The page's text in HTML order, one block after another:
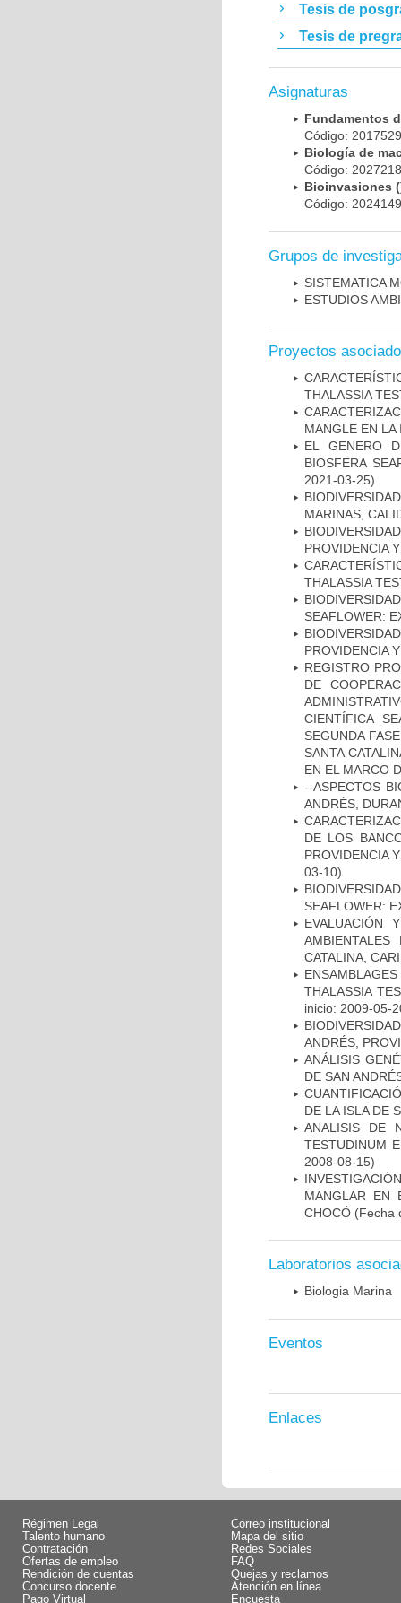
Tesis de
Tesis de
Asignaturas
Fundamentos
Código:
Biología de
Código:
Bioinvasiones
Código:
Grupos de
SISTEMATICA
ESTUDIOS
Proyectos
THALASSIA
MANGLE EN LA
EL GENERO
BIOSFERA
2021-03-25)
MARINAS,
PROVIDENCIA
THALASSIA
SEAFLOWER:
PROVIDENCIA
REGISTRO
DE
CIENTÍFICA
SEGUNDA
SANTA
EN EL MARCO
--ASPECTOS
ANDRÉS,
DE LOS
PROVIDENCIA
03-10)
SEAFLOWER:
EVALUACIÓN
CATALINA,
THALASSIA
inicio: 2009-05-
ANDRÉS,
ANÁLISIS
DE SAN
DE LA ISLA DE
ANALISIS DE
TESTUDINUM
2008-08-15)
MANGLAR EN
CHOCÓ (Fecha
Laboratorios
Biologia Marina
Eventos
Enlaces
Régimen Legal
Talento humano
Contratación
Ofertas de empleo
Rendición de cuentas
Concurso docente
Pago Virtual
Correo institucional
Mapa del sitio
Redes Sociales
FAQ
Quejas y reclamos
Atención en línea
Encuesta